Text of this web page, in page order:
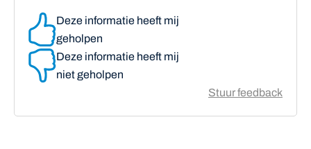
Deze informatie heeft mij
geholpen
Deze informatie heeft mij
niet geholpen
Stuur feedback